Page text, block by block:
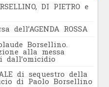
DI PIETRO e
dell’AGENDA ROSSA
Borsellino.
alla messa
dall’omicidio
di sequestro della
di Paolo Borsellino